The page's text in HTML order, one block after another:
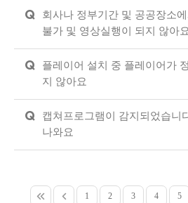
Q
회사나 정부기간 및 공공장소
불가 및 영상실행이 되지 않아요
Q
플레이어 설치 중 플레이어가
지 않아요
Q
캡쳐프로그램이 감지되었습니
나와요
1 2 3 4 5